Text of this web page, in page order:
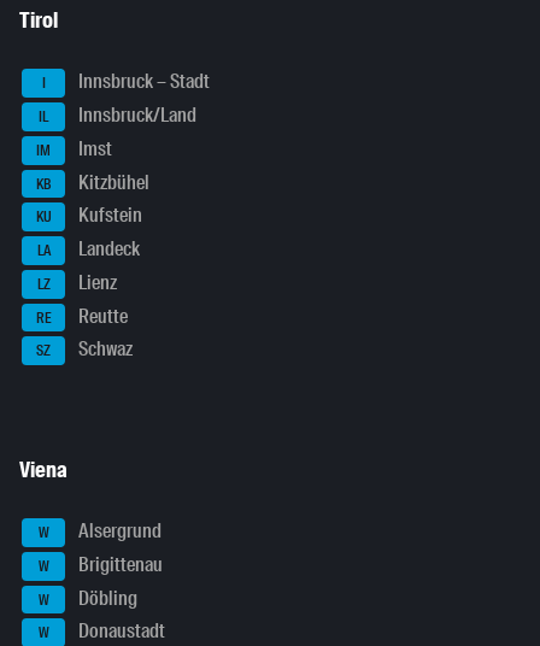
Tirol
I Innsbruck – Stadt
IL Innsbruck/Land
IM Imst
KB Kitzbühel
KU Kufstein
LA Landeck
LZ Lienz
RE Reutte
SZ Schwaz
Viena
W Alsergrund
W Brigittenau
W Döbling
W Donaustadt